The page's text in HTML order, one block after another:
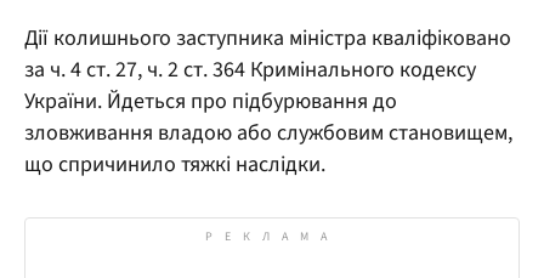
Дії колишнього заступника міністра кваліфіковано
за ч. 4 ст. 27, ч. 2 ст. 364 Кримінального кодексу
України. Йдеться про підбурювання до
зловживання владою або службовим становищем,
що спричинило тяжкі наслідки.